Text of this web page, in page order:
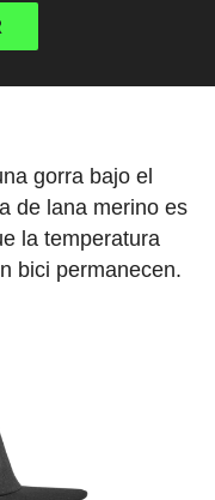
gorra bajo el
de lana merino es
la temperatura
bici permanecen.